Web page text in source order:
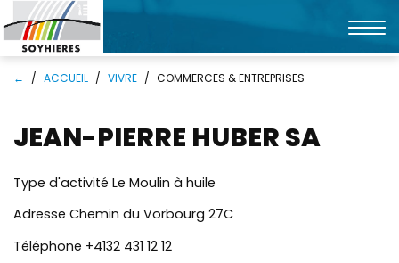
clés
Rechercher
la
← ACCUEIL VIVRE COMMERCES & ENTREPRISES
JEAN-PIERRE HUBER SA
Type d'activité Le Moulin à huile
Adresse Chemin du Vorbourg 27C
Téléphone +4132 431 12 12